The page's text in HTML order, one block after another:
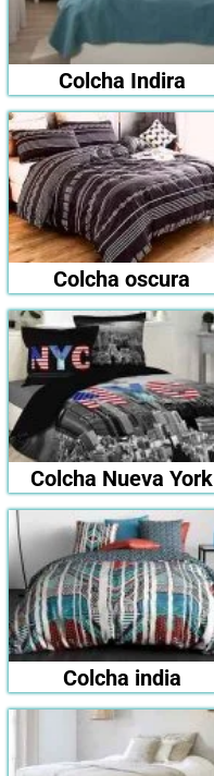
Colcha Indira
Colcha oscura
Colcha Nueva York
Colcha india